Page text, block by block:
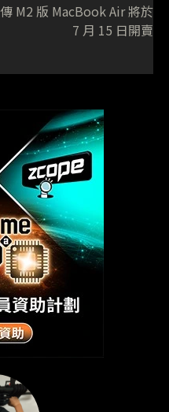
傳 M2 版 MacBook Air 將於
7 月 15 日開賣